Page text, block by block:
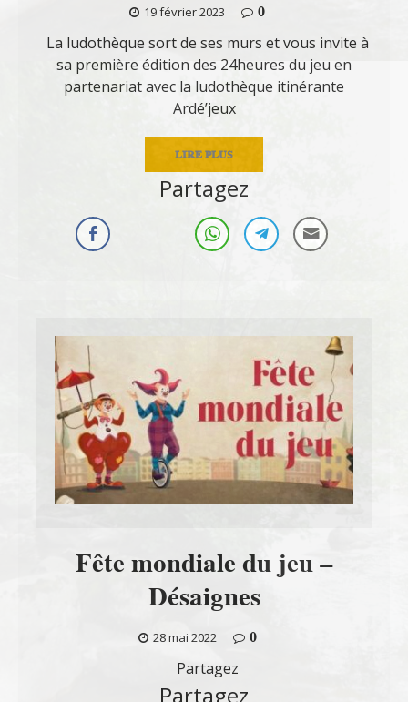
19 février 2023
0
La ludothèque sort de ses murs et vous invite à
sa première édition des 24heures du jeu en
partenariat avec la ludothèque itinérante
Ardé’jeux
LIRE PLUS
Partagez
Fête mondiale du jeu –
Désaignes
28 mai 2022
0
Partagez
Partagez